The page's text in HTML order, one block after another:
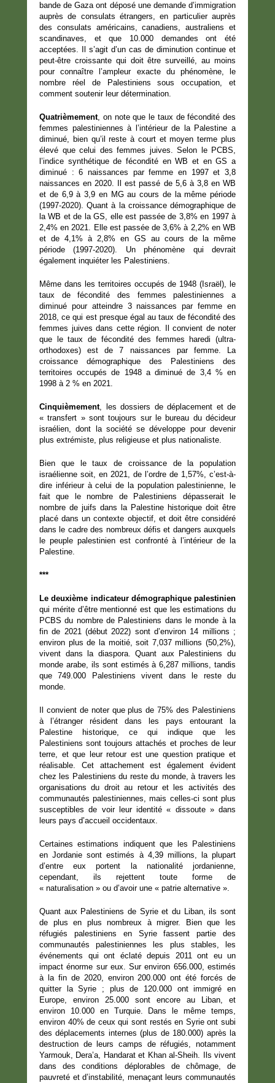
bande de Gaza ont déposé une demande d’immigration
auprès de consulats étrangers, en particulier auprès
des consulats américains, canadiens, australiens et
scandinaves, et que 10.000 demandes ont été
acceptées. Il s’agit d’un cas de diminution continue et
peut-être croissante qui doit être surveillé, au moins
pour connaître l’ampleur exacte du phénomène, le
nombre réel de Palestiniens sous occupation, et
comment soutenir leur détermination.
Quatrièmement, on note que le taux de fécondité des
femmes palestiniennes à l’intérieur de la Palestine a
diminué, bien qu’il reste à court et moyen terme plus
élevé que celui des femmes juives. Selon le PCBS,
l’indice synthétique de fécondité en WB et en GS a
diminué : 6 naissances par femme en 1997 et 3,8
naissances en 2020. Il est passé de 5,6 à 3,8 en WB
et de 6,9 à 3,9 en MG au cours de la même période
(1997-2020). Quant à la croissance démographique de
la WB et de la GS, elle est passée de 3,8% en 1997 à
2,4% en 2021. Elle est passée de 3,6% à 2,2% en WB
et de 4,1% à 2,8% en GS au cours de la même
période (1997-2020). Un phénomène qui devrait
également inquiéter les Palestiniens.
Même dans les territoires occupés de 1948 (Israël), le
taux de fécondité des femmes palestiniennes a
diminué pour atteindre 3 naissances par femme en
2018, ce qui est presque égal au taux de fécondité des
femmes juives dans cette région. Il convient de noter
que le taux de fécondité des femmes haredi (ultra-
orthodoxes) est de 7 naissances par femme. La
croissance démographique des Palestiniens des
territoires occupés de 1948 a diminué de 3,4 % en
1998 à 2 % en 2021.
Cinquièmement, les dossiers de déplacement et de
« transfert » sont toujours sur le bureau du décideur
israélien, dont la société se développe pour devenir
plus extrémiste, plus religieuse et plus nationaliste.
Bien que le taux de croissance de la population
israélienne soit, en 2021, de l’ordre de 1,57%, c’est-à-
dire inférieur à celui de la population palestinienne, le
fait que le nombre de Palestiniens dépasserait le
nombre de juifs dans la Palestine historique doit être
placé dans un contexte objectif, et doit être considéré
dans le cadre des nombreux défis et dangers auxquels
le peuple palestinien est confronté à l’intérieur de la
Palestine.
***
Le deuxième indicateur démographique palestinien
qui mérite d’être mentionné est que les estimations du
PCBS du nombre de Palestiniens dans le monde à la
fin de 2021 (début 2022) sont d’environ 14 millions ;
environ plus de la moitié, soit 7,037 millions (50,2%),
vivent dans la diaspora. Quant aux Palestiniens du
monde arabe, ils sont estimés à 6,287 millions, tandis
que 749.000 Palestiniens vivent dans le reste du
monde.
Il convient de noter que plus de 75% des Palestiniens
à l’étranger résident dans les pays entourant la
Palestine historique, ce qui indique que les
Palestiniens sont toujours attachés et proches de leur
terre, et que leur retour est une question pratique et
réalisable. Cet attachement est également évident
chez les Palestiniens du reste du monde, à travers les
organisations du droit au retour et les activités des
communautés palestiniennes, mais celles-ci sont plus
susceptibles de voir leur identité « dissoute » dans
leurs pays d’accueil occidentaux.
Certaines estimations indiquent que les Palestiniens
en Jordanie sont estimés à 4,39 millions, la plupart
d’entre eux portent la nationalité jordanienne,
cependant, ils rejettent toute forme de
« naturalisation » ou d’avoir une « patrie alternative ».
Quant aux Palestiniens de Syrie et du Liban, ils sont
de plus en plus nombreux à migrer. Bien que les
réfugiés palestiniens en Syrie fassent partie des
communautés palestiniennes les plus stables, les
événements qui ont éclaté depuis 2011 ont eu un
impact énorme sur eux. Sur environ 656.000, estimés
à la fin de 2020, environ 200.000 ont été forcés de
quitter la Syrie ; plus de 120.000 ont immigré en
Europe, environ 25.000 sont encore au Liban, et
environ 10.000 en Turquie. Dans le même temps,
environ 40% de ceux qui sont restés en Syrie ont subi
des déplacements internes (plus de 180.000) après la
destruction de leurs camps de réfugiés, notamment
Yarmouk, Dera’a, Handarat et Khan al-Sheih. Ils vivent
dans des conditions déplorables de chômage, de
pauvreté et d’instabilité, menaçant leurs communautés